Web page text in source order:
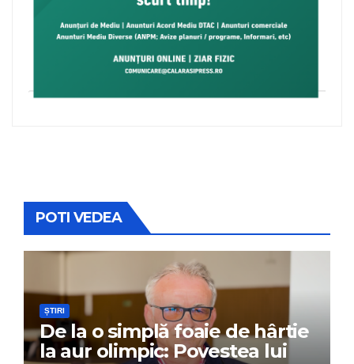
POTI VEDEA
ȘTIRI
De la o simplă foaie de hârtie
la aur olimpic: Povestea lui